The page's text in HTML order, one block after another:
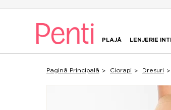
PLAJĂ LENJERIE
Pagină Principală Ciorapi Dresuri